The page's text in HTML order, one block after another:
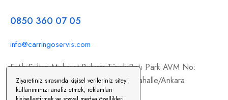
Ziyaretiniz sırasında kişisel verileriniz siteyi
kullanımınızı analiz etmek, reklamları
0850 360 07 05
info@carringoservis.com
Fatih Sultan Mehmet Bulvarı Türeli Batı Park AVM No:
354/C11, İstanbul Yolu, 06370 Yenimahalle/Ankara